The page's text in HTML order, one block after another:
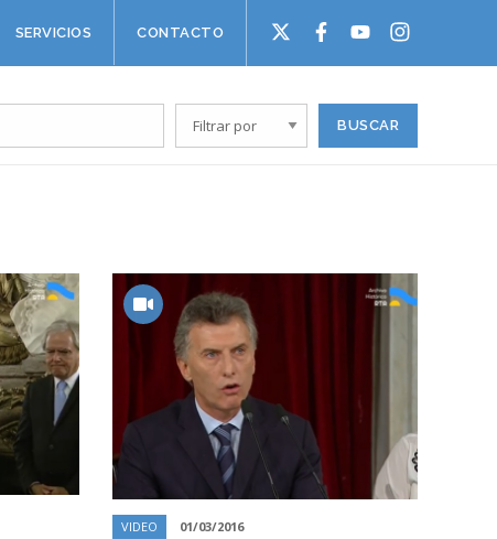
SERVICIOS CONTACTO
VIDEO 01/03/2016